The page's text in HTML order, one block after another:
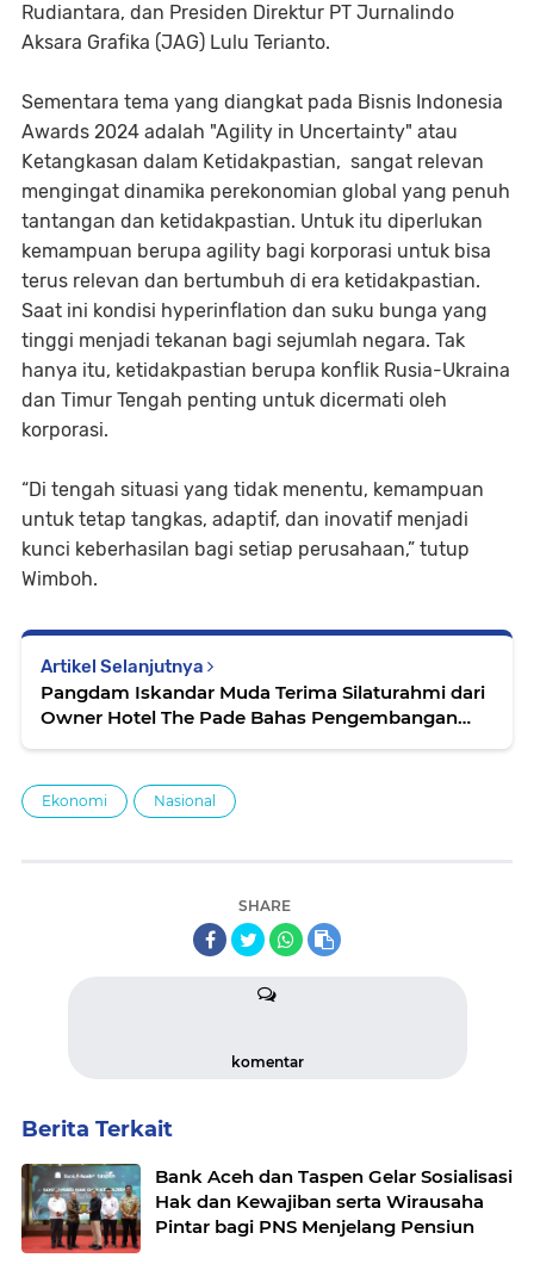
Rudiantara, dan Presiden Direktur PT Jurnalindo
Aksara Grafika (JAG) Lulu Terianto.
Sementara tema yang diangkat pada Bisnis Indonesia
Awards 2024 adalah "Agility in Uncertainty" atau
Ketangkasan dalam Ketidakpastian, sangat relevan
mengingat dinamika perekonomian global yang penuh
tantangan dan ketidakpastian. Untuk itu diperlukan
kemampuan berupa agility bagi korporasi untuk bisa
terus relevan dan bertumbuh di era ketidakpastian.
Saat ini kondisi hyperinflation dan suku bunga yang
tinggi menjadi tekanan bagi sejumlah negara. Tak
hanya itu, ketidakpastian berupa konflik Rusia-Ukraina
dan Timur Tengah penting untuk dicermati oleh
korporasi.
“Di tengah situasi yang tidak menentu, kemampuan
untuk tetap tangkas, adaptif, dan inovatif menjadi
kunci keberhasilan bagi setiap perusahaan,” tutup
Wimboh.
Artikel Selanjutnya
Pangdam Iskandar Muda Terima Silaturahmi dari
Owner Hotel The Pade Bahas Pengembangan
Ekonomi Nasional
SHARE
komentar
Berita Terkait
Bank Aceh dan Taspen Gelar Sosialisasi
Hak dan Kewajiban serta Wirausaha
Pintar bagi PNS Menjelang Pensiun